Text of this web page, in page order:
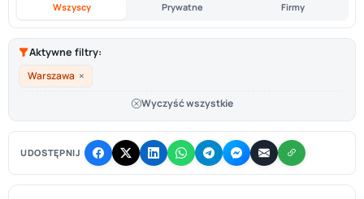
Wszyscy Prywatne Firmy
Aktywne filtry:
Warszawa ×
Wyczyść wszystkie
UDOSTĘPNIJ